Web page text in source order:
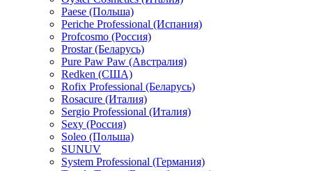
Paese (Польша)
Periche Professional (Испания)
Profcosmo (Россия)
Prostar (Беларусь)
Pure Paw Paw (Австралия)
Redken (США)
Rofix Professional (Беларусь)
Rosacure (Италия)
Sergio Professional (Италия)
Sexy (Россия)
Soleo (Польша)
SUNUV
System Professional (Германия)